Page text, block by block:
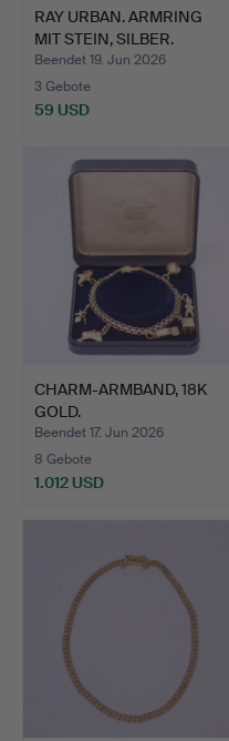
RAY URBAN. ARMRING
MIT STEIN, SILBER.
Beendet 19. Jun 2026
3 Gebote
59 USD
CHARM-ARMBAND, 18K
GOLD.
Beendet 17. Jun 2026
8 Gebote
1.012 USD